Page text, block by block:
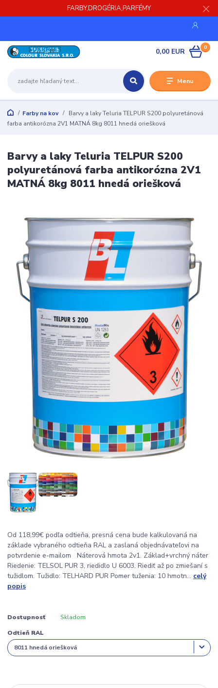
FARBY,DROGÉRIA,PARFÉMY
Menu
0
0,00 EUR
Farby na kov
Barvy a laky Teluria TELPUR S200 polyuretánová
farba antikorózna 2V1 MATNÁ 8kg 8011 hnedá oriešková
Barvy a laky Teluria TELPUR S200
polyuretánová farba antikorózna 2V1
MATNÁ 8kg 8011 hnedá oriešková
Od 118,99€ podľa odtieňa, presná cena bude kalkulovaná na
základe vybraného odtieňa RAL a zaslaná objednávateľovi na
potvrdenie e-mailom Náterová hmota 2v1. Základ+vrchný náter
Riedenie: TELSOL PUR 3, riedidlo U 6003. Riediť až po zmiešaní s
tužidlom. Tužidlo: TELHARD PUR Pomer tuženia: 10 hmotn... celý
popis
Dostupnosť Skladom
Odtieň RAL